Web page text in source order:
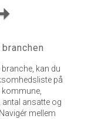
branche, kan du
på
ansatte og
mellem